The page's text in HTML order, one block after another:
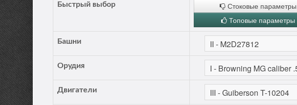
Быстрый выбор
Стоковые параметры
Топовые параметры
Башни
Орудия
Двигатели